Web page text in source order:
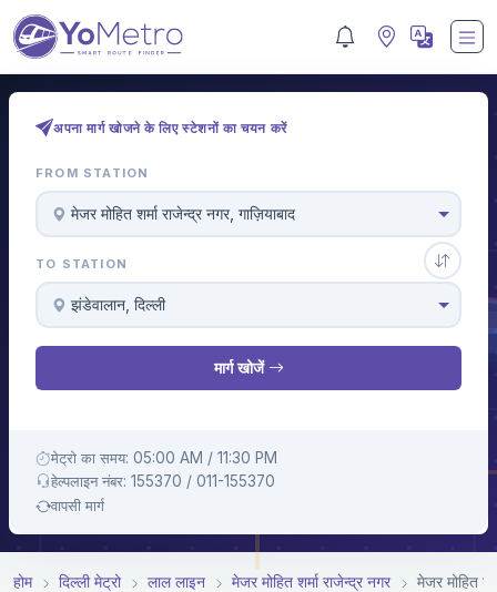
अपना मार्ग खोजने के लिए स्टेशनों का चयन करें
FROM STATION
मे‌‌जर मोहित शर्मा राजेन्द्र नगर, गाज़ियाबाद
TO STATION
झंडेवालान, दिल्ली
मार्ग खोजें
मेट्रो का समय: 05:00 AM / 11:30 PM
हेल्पलाइन नंबर: 155370 / 011-155370
वापसी मार्ग
होम दिल्ली मेट्रो लाल लाइन मे‌‌जर मोहित शर्मा राजेन्द्र नगर मे‌‌जर मोहित